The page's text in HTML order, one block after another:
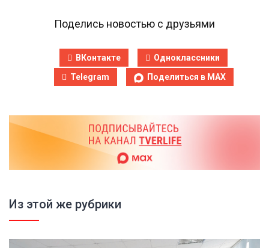
Поделись новостью с друзьями
ВКонтакте
Одноклассники
Telegram
Поделиться в MAX
Из этой же рубрики